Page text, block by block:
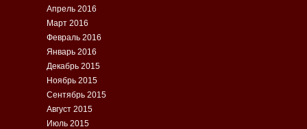
Апрель 2016
Март 2016
Февраль 2016
Январь 2016
Декабрь 2015
Ноябрь 2015
Сентябрь 2015
Август 2015
Июль 2015